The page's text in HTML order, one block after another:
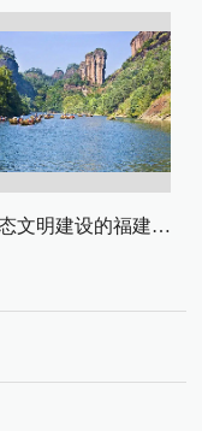
数字生态文明建设的福建路径与启示